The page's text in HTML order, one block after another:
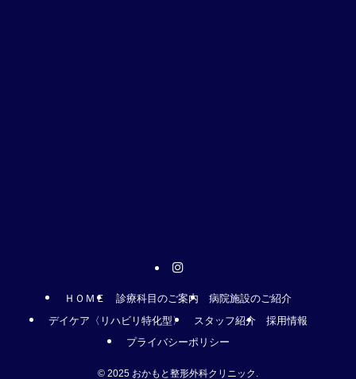
ＨＯＭＥ 診療科目のご案内
病院施設のご紹介
デイケア〈リハビリ特化型〉
スタッフ紹介
採用情報
プライバシーポリシー
© 2025 おかもと整形外科クリニック.